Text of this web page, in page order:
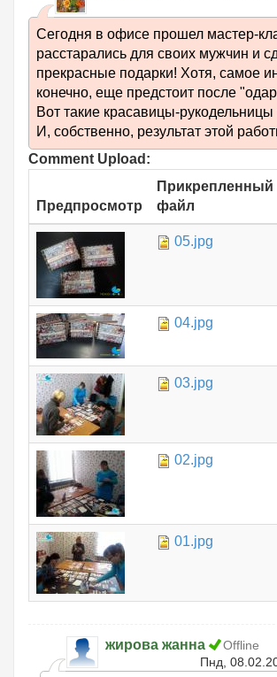
Сегодня в офисе прошел мастер-
расстарались для своих мужчин и
прекрасные подарки! Хотя, самое
конечно, еще предстоит после
Вот такие красавицы-рукодельницы
И, собственно, результат этой
Comment Upload:
Предпросмотр
Прикрепленный
файл
05.jpg
04.jpg
03.jpg
02.jpg
01.jpg
жирова жанна
Offline
Пнд,